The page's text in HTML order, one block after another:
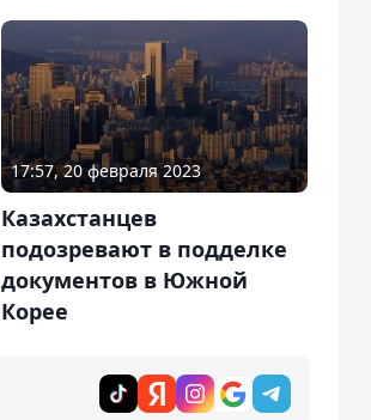
17:57, 20 февраля 2023
Казахстанцев
подозревают в подделке
документов в Южной
Корее